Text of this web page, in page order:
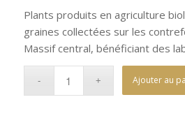
Plants produits en agriculture
graines collectées sur les
Massif central, bénéficiant des
Ajouter au